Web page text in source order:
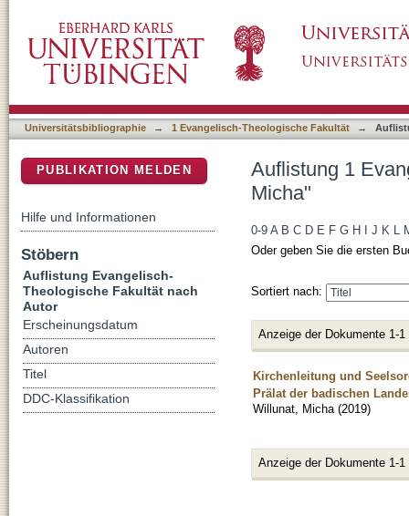
Universitätsbibliographie → 1 Evangelisch-Theologische Fakultät →
Auflistung 1
Micha"
0-9 A B C D E F G H J K L
Oder geben Sie die ersten
Sortiert nach:
Anzeige der Dokumente 1-1
Kirchenleitung und
Prälat der badischen
Willunat, Micha (2019)
Anzeige der Dokumente 1-1
PUBLIKATION MELDEN
Hilfe und Informationen
Stöbern
Auflistung Evangelisch-
Theologische Fakultät nach
Autor
Erscheinungsdatum
Autoren
Titel
DDC-Klassifikation